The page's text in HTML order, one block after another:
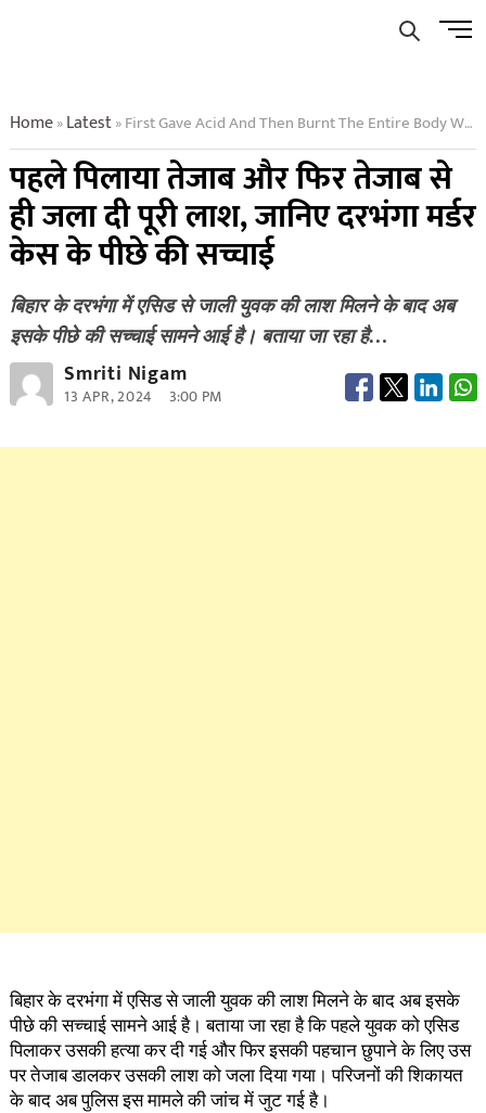
Menu
Home»Latest»First Gave Acid And Then Burnt The Entire Body With Acid Know The Truth Behind Darbhanga Murder Case
पहले पिलाया तेजाब और फिर तेजाब से
ही जला दी पूरी लाश, जानिए दरभंगा मर्डर
केस के पीछे की सच्चाई
बिहार के दरभंगा में एसिड से जाली युवक की लाश मिलने के बाद अब
इसके पीछे की सच्चाई सामने आई है। बताया जा रहा है…
Smriti Nigam
13 APR, 2024 3:00 PM
बिहार के दरभंगा में एसिड से जाली युवक की लाश मिलने के बाद अब इसके
पीछे की सच्चाई सामने आई है। बताया जा रहा है कि पहले युवक को एसिड
पिलाकर उसकी हत्या कर दी गई और फिर इसकी पहचान छुपाने के लिए उस
पर तेजाब डालकर उसकी लाश को जला दिया गया। परिजनों की शिकायत
के बाद अब पुलिस इस मामले की जांच में जुट गई है।